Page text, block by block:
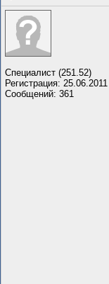
Специалист (251.52)
Регистрация: 25.06.2011
Сообщений: 361